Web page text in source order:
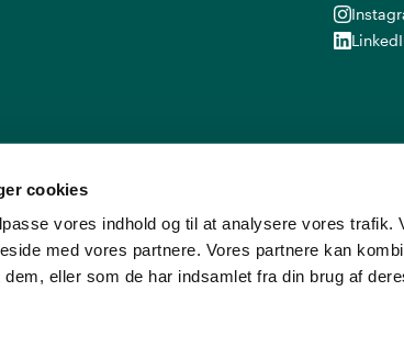
cookies
vores indhold og til at analysere vores trafik.
med vores partnere. Vores partnere kan
eller som de har indsamlet fra din brug af
LinkedIn